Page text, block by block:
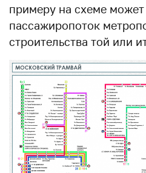
примеру на схеме может
пассажиропоток
строительства той или